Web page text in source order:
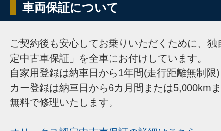
車両保証について
ご契約後も安心してお乗りいただくために、
定中古車保証」を全車にお付けしています。
自家用登録は納車日から1年間(走行距離無制限
カー登録は納車日から6カ月間または5,000km
無料で修理いたします。